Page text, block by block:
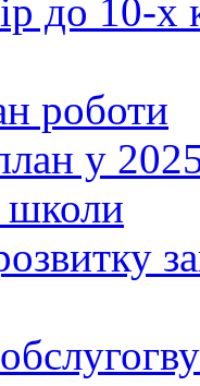
до 10-х
роботи
у
школи